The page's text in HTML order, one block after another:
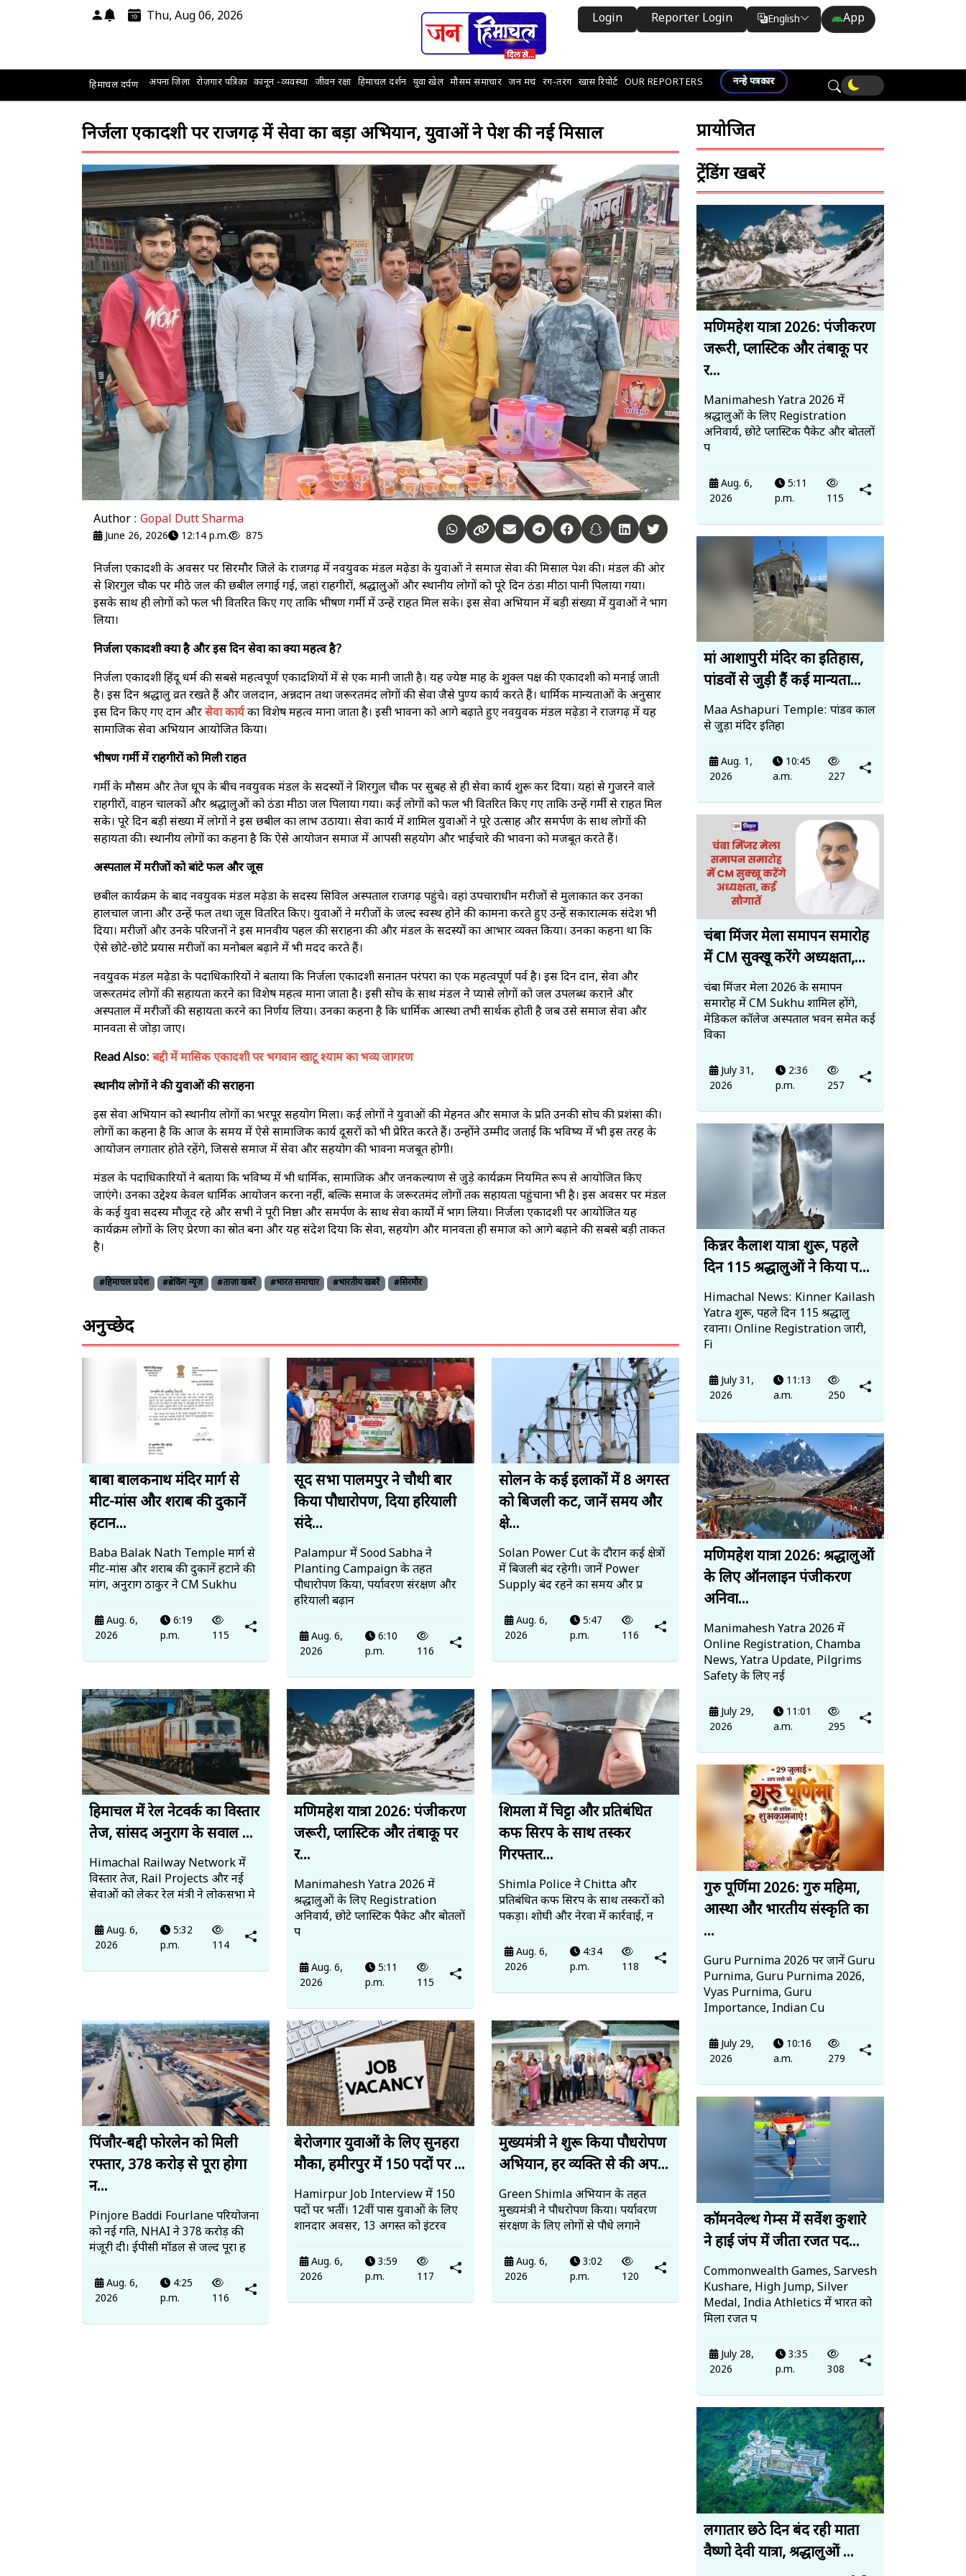
Thu, Aug 06, 2026 Login Reporter Login English
Translate
App
हिमाचल दर्पण अपना ज़िला रोज़गार पत्रिका कानून -व्यवस्था जीवन रक्षा हिमाचल दर्शन युवा खेल मौसम समाचार जन मचं रंग-तरंग खास रिपोर्ट OUR REPORTERS नन्हे पत्रकार
निर्जला एकादशी पर राजगढ़ में सेवा का बड़ा अभियान, युवाओं ने पेश की नई मिसाल
Author : Gopal Dutt Sharma
June 26, 2026 12:14 p.m. 875
निर्जला एकादशी के अवसर पर सिरमौर जिले के राजगढ़ में नवयुवक मंडल मढ़ेडा के युवाओं ने समाज सेवा की मिसाल पेश की। मंडल की ओर
से शिरगुल चौक पर मीठे जल की छबील लगाई गई, जहां राहगीरों, श्रद्धालुओं और स्थानीय लोगों को पूरे दिन ठंडा मीठा पानी पिलाया गया।
इसके साथ ही लोगों को फल भी वितरित किए गए ताकि भीषण गर्मी में उन्हें राहत मिल सके। इस सेवा अभियान में बड़ी संख्या में युवाओं ने भाग
लिया।
निर्जला एकादशी क्या है और इस दिन सेवा का क्या महत्व है?
निर्जला एकादशी हिंदू धर्म की सबसे महत्वपूर्ण एकादशियों में से एक मानी जाती है। यह ज्येष्ठ माह के शुक्ल पक्ष की एकादशी को मनाई जाती
है। इस दिन श्रद्धालु व्रत रखते हैं और जलदान, अन्नदान तथा जरूरतमंद लोगों की सेवा जैसे पुण्य कार्य करते हैं। धार्मिक मान्यताओं के अनुसार
इस दिन किए गए दान औरसेवा कार्यका विशेष महत्व माना जाता है। इसी भावना को आगे बढ़ाते हुए नवयुवक मंडल मढ़ेडा ने राजगढ़ में यह
सामाजिक सेवा अभियान आयोजित किया।
भीषण गर्मी में राहगीरों को मिली राहत
गर्मी के मौसम और तेज धूप के बीच नवयुवक मंडल के सदस्यों ने शिरगुल चौक पर सुबह से ही सेवा कार्य शुरू कर दिया। यहां से गुजरने वाले
राहगीरों, वाहन चालकों और श्रद्धालुओं को ठंडा मीठा जल पिलाया गया। कई लोगों को फल भी वितरित किए गए ताकि उन्हें गर्मी से राहत मिल
सके। पूरे दिन बड़ी संख्या में लोगों ने इस छबील का लाभ उठाया। सेवा कार्य में शामिल युवाओं ने पूरे उत्साह और समर्पण के साथ लोगों की
सहायता की। स्थानीय लोगों का कहना है कि ऐसे आयोजन समाज में आपसी सहयोग और भाईचारे की भावना को मजबूत करते हैं।
अस्पताल में मरीजों को बांटे फल और जूस
छबील कार्यक्रम के बाद नवयुवक मंडल मढ़ेडा के सदस्य सिविल अस्पताल राजगढ़ पहुंचे। वहां उपचाराधीन मरीजों से मुलाकात कर उनका
हालचाल जाना और उन्हें फल तथा जूस वितरित किए। युवाओं ने मरीजों के जल्द स्वस्थ होने की कामना करते हुए उन्हें सकारात्मक संदेश भी
दिया। मरीजों और उनके परिजनों ने इस मानवीय पहल की सराहना की और मंडल के सदस्यों का आभार व्यक्त किया। उनका कहना था कि
ऐसे छोटे-छोटे प्रयास मरीजों का मनोबल बढ़ाने में भी मदद करते हैं।
नवयुवक मंडल मढ़ेडा के पदाधिकारियों ने बताया कि निर्जला एकादशी सनातन परंपरा का एक महत्वपूर्ण पर्व है। इस दिन दान, सेवा और
जरूरतमंद लोगों की सहायता करने का विशेष महत्व माना जाता है। इसी सोच के साथ मंडल ने प्यासे लोगों को जल उपलब्ध कराने और
अस्पताल में मरीजों की सहायता करने का निर्णय लिया। उनका कहना है कि धार्मिक आस्था तभी सार्थक होती है जब उसे समाज सेवा और
मानवता से जोड़ा जाए।
Read Also: बद्दी में मासिक एकादशी पर भगवान खाटू श्याम का भव्य जागरण
स्थानीय लोगों ने की युवाओं की सराहना
इस सेवा अभियान को स्थानीय लोगों का भरपूर सहयोग मिला। कई लोगों ने युवाओं की मेहनत और समाज के प्रति उनकी सोच की प्रशंसा की।
लोगों का कहना है कि आज के समय में ऐसे सामाजिक कार्य दूसरों को भी प्रेरित करते हैं। उन्होंने उम्मीद जताई कि भविष्य में भी इस तरह के
आयोजन लगातार होते रहेंगे, जिससे समाज में सेवा और सहयोग की भावना मजबूत होगी।
मंडल के पदाधिकारियों ने बताया कि भविष्य में भी धार्मिक, सामाजिक और जनकल्याण से जुड़े कार्यक्रम नियमित रूप से आयोजित किए
जाएंगे। उनका उद्देश्य केवल धार्मिक आयोजन करना नहीं, बल्कि समाज के जरूरतमंद लोगों तक सहायता पहुंचाना भी है। इस अवसर पर मंडल
के कई युवा सदस्य मौजूद रहे और सभी ने पूरी निष्ठा और समर्पण के साथ सेवा कार्यों में भाग लिया। निर्जला एकादशी पर आयोजित यह
कार्यक्रम लोगों के लिए प्रेरणा का स्रोत बना और यह संदेश दिया कि सेवा, सहयोग और मानवता ही समाज को आगे बढ़ाने की सबसे बड़ी ताकत
है।
#हिमाचल प्रदेश #ब्रेकिंग न्यूज़ #ताज़ा खबरें #भारत समाचार #भारतीय खबरें #सिरमौर
अनुच्छेद
बाबा बालकनाथ मंदिर मार्ग से
मीट-मांस और शराब की दुकानें
हटान...
Baba Balak Nath Temple मार्ग से
मीट-मांस और शराब की दुकानें हटाने की
मांग, अनुराग ठाकुर ने CM Sukhu
Aug. 6,
2026
6:19
p.m.
115
सूद सभा पालमपुर ने चौथी बार
किया पौधारोपण, दिया हरियाली
संदे...
Palampur में Sood Sabha ने
Planting Campaign के तहत
पौधारोपण किया, पर्यावरण संरक्षण और
हरियाली बढ़ान
Aug. 6,
2026
6:10
p.m.
116
सोलन के कई इलाकों में 8 अगस्त
को बिजली कट, जानें समय और
क्षे...
Solan Power Cut के दौरान कई क्षेत्रों
में बिजली बंद रहेगी। जानें Power
Supply बंद रहने का समय और प्र
Aug. 6,
2026
5:47
p.m.
116
हिमाचल में रेल नेटवर्क का विस्तार
तेज, सांसद अनुराग के सवाल ...
Himachal Railway Network में
विस्तार तेज, Rail Projects और नई
सेवाओं को लेकर रेल मंत्री ने लोकसभा मे
Aug. 6,
2026
5:32
p.m.
114
मणिमहेश यात्रा 2026: पंजीकरण
जरूरी, प्लास्टिक और तंबाकू पर
र...
Manimahesh Yatra 2026 में
श्रद्धालुओं के लिए Registration
अनिवार्य, छोटे प्लास्टिक पैकेट और बोतलों
प
Aug. 6,
2026
5:11
p.m.
115
शिमला में चिट्टा और प्रतिबंधित
कफ सिरप के साथ तस्कर
गिरफ्तार...
Shimla Police ने Chitta और
प्रतिबंधित कफ सिरप के साथ तस्करों को
पकड़ा। शोघी और नेरवा में कार्रवाई, न
Aug. 6,
2026
4:34
p.m.
118
पिंजौर-बद्दी फोरलेन को मिली
रफ्तार, 378 करोड़ से पूरा होगा
न...
Pinjore Baddi Fourlane परियोजना
को नई गति, NHAI ने 378 करोड़ की
मंजूरी दी। ईपीसी मॉडल से जल्द पूरा ह
Aug. 6,
2026
4:25
p.m.
116
बेरोजगार युवाओं के लिए सुनहरा
मौका, हमीरपुर में 150 पदों पर ...
Hamirpur Job Interview में 150
पदों पर भर्ती। 12वीं पास युवाओं के लिए
शानदार अवसर, 13 अगस्त को इंटरव
Aug. 6,
2026
3:59
p.m.
117
मुख्यमंत्री ने शुरू किया पौधरोपण
अभियान, हर व्यक्ति से की अप...
Green Shimla अभियान के तहत
मुख्यमंत्री ने पौधरोपण किया। पर्यावरण
संरक्षण के लिए लोगों से पौधे लगाने
Aug. 6,
2026
3:02
p.m.
120
प्रायोजित
ट्रेंडिंग खबरें
मणिमहेश यात्रा 2026: पंजीकरण
जरूरी, प्लास्टिक और तंबाकू पर
र...
Manimahesh Yatra 2026 में
श्रद्धालुओं के लिए Registration
अनिवार्य, छोटे प्लास्टिक पैकेट और बोतलों
प
Aug. 6,
2026
5:11
p.m.
115
मां आशापुरी मंदिर का इतिहास,
पांडवों से जुड़ी हैं कई मान्यता...
Maa Ashapuri Temple: पांडव काल
से जुड़ा मंदिर इतिहा
Aug. 1,
2026
10:45
a.m.
227
चंबा मिंजर मेला समापन समारोह
में CM सुक्खू करेंगे अध्यक्षता,...
चंबा मिंजर मेला 2026 के समापन
समारोह में CM Sukhu शामिल होंगे,
मेडिकल कॉलेज अस्पताल भवन समेत कई
विका
July 31,
2026
2:36
p.m.
257
किन्नर कैलाश यात्रा शुरू, पहले
दिन 115 श्रद्धालुओं ने किया प...
Himachal News: Kinner Kailash
Yatra शुरू, पहले दिन 115 श्रद्धालु
रवाना। Online Registration जारी,
Fi
July 31,
2026
11:13
a.m.
250
मणिमहेश यात्रा 2026: श्रद्धालुओं
के लिए ऑनलाइन पंजीकरण
अनिवा...
Manimahesh Yatra 2026 में
Online Registration, Chamba
News, Yatra Update, Pilgrims
Safety के लिए नई
July 29,
2026
11:01
a.m.
295
गुरु पूर्णिमा 2026: गुरु महिमा,
आस्था और भारतीय संस्कृति का
...
Guru Purnima 2026 पर जानें Guru
Purnima, Guru Purnima 2026,
Vyas Purnima, Guru
Importance, Indian Cu
July 29,
2026
10:16
a.m.
279
कॉमनवेल्थ गेम्स में सर्वेश कुशारे
ने हाई जंप में जीता रजत पद...
Commonwealth Games, Sarvesh
Kushare, High Jump, Silver
Medal, India Athletics में भारत को
मिला रजत प
July 28,
2026
3:35
p.m.
308
लगातार छठे दिन बंद रही माता
वैष्णो देवी यात्रा, श्रद्धालुओं ...